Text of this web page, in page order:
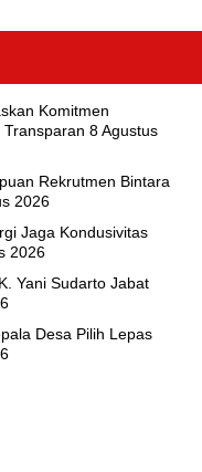
Komitmen
Transparan 8 Agustus
Rekrutmen Bintara
2026
Jaga Kondusivitas
2026
Yani Sudarto Jabat
Desa Pilih Lepas